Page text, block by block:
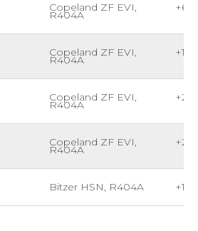
Copeland ZF EVI,
R404A
Copeland ZF EVI,
R404A
Copeland ZF EVI,
R404A
Copeland ZF EVI,
R404A
Bitzer HSN, R404A